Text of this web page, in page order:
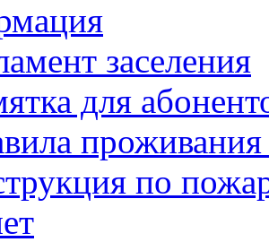
заселения
для
по